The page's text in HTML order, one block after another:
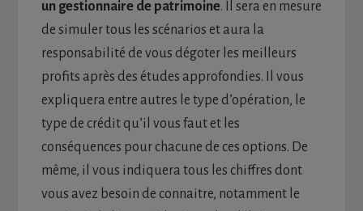
un gestionnaire de patrimoine. Il sera en mesure
de simuler tous les scénarios et aura la
responsabilité de vous dégoter les meilleurs
profits après des études approfondies. Il vous
expliquera entre autres le type d’opération, le
type de crédit qu’il vous faut et les
conséquences pour chacune de ces options. De
même, il vous indiquera tous les chiffres dont
vous avez besoin de connaitre, notamment le